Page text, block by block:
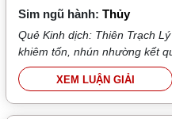
Sim ngũ hành:Thủy
Quẻ Kinh dịch: Thiên Trạch
khiêm tốn, nhún nhường kết
XEM LUẬN GIẢI